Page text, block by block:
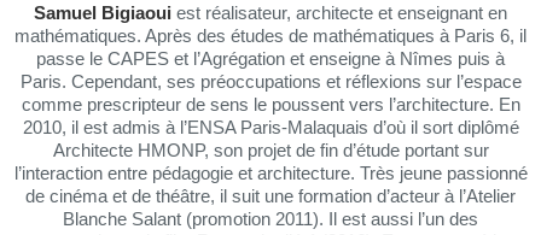
Samuel Bigiaoui est réalisateur, architecte et enseignant en
mathématiques. Après des études de mathématiques à Paris 6, il
passe le CAPES et l’Agrégation et enseigne à Nîmes puis à
Paris. Cependant, ses préoccupations et réflexions sur l’espace
comme prescripteur de sens le poussent vers l’architecture. En
2010, il est admis à l’ENSA Paris-Malaquais d’où il sort diplômé
Architecte HMONP, son projet de fin d’étude portant sur
l’interaction entre pédagogie et architecture. Très jeune passionné
de cinéma et de théâtre, il suit une formation d’acteur à l’Atelier
Blanche Salant (promotion 2011). Il est aussi l’un des